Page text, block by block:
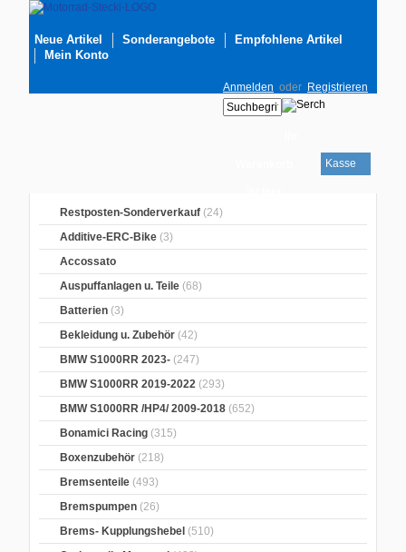
Neue Artikel Sonderangebote
Empfohlene Artikel
Mein Konto
Anmelden oder Registrieren
Kasse
Restposten-Sonderverkauf (24)
Additive-ERC-Bike (3)
Accossato
Auspuffanlagen u. Teile (68)
Batterien (3)
Bekleidung u. Zubehör (42)
BMW S1000RR 2023- (247)
BMW S1000RR 2019-2022 (293)
BMW S1000RR /HP4/ 2009-2018 (652)
Bonamici Racing (315)
Boxenzubehör (218)
Bremsenteile (493)
Bremspumpen (26)
Brems- Kupplungshebel (510)